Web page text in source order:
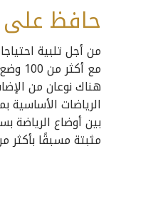
حافظ على
مع
بين أوضاع الرياضة
مثبتة مسبقًا بأكثر من 10 دورات تدريبية تقدم خدمة موجهة للحفاظ على تحفيز